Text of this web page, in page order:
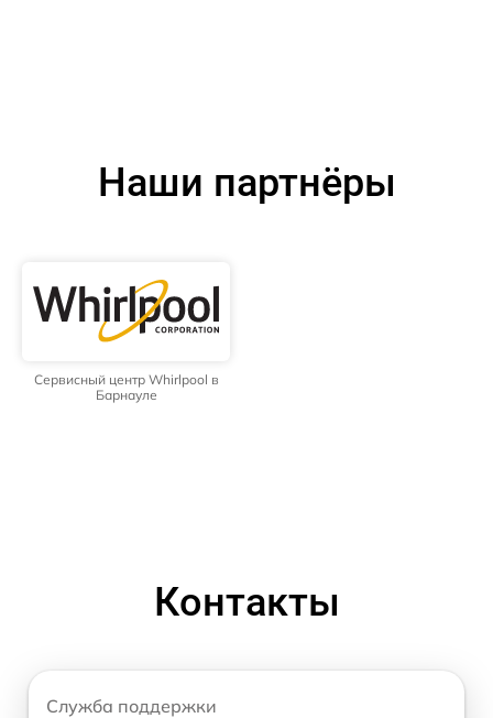
Наши партнёры
Сервисный центр Whirlpool в
Барнауле
Контакты
Служба поддержки